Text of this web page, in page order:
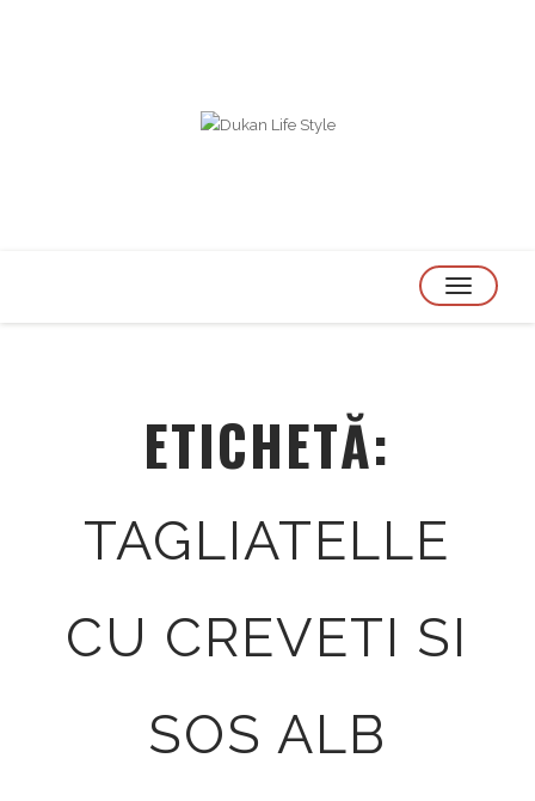
TOGGLE
ETICHETĂ:
TAGLIATELLE
CU CREVETI SI
SOS ALB